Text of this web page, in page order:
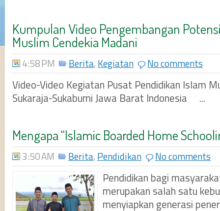
Kumpulan Video Pengembangan
Muslim Cendekia Madani
4:58 PM Berita, Kegiatan No comments
Video-Video Kegiatan Pusat Pendidikan Islam
Sukaraja-Sukabumi Jawa Barat Indonesia ...
Mengapa “Islamic Boarded Home
3:50 AM Berita, Pendidikan No comments
Pendidikan bagi
merupakan salah satu
menyiapkan generasi